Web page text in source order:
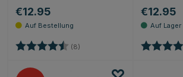
€12.95
Bewertung: (8) 4.6 von 5 Sternen
€12.95
Bewertung: